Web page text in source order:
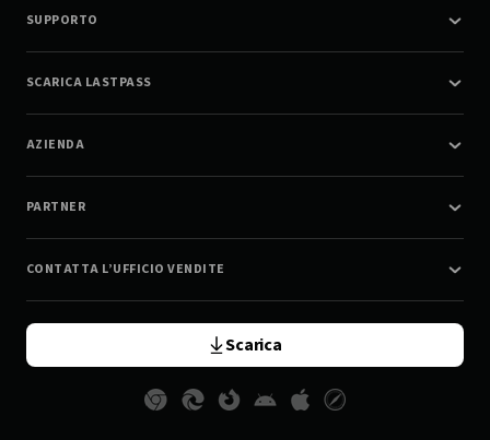
SUPPORTO
SCARICA LASTPASS
AZIENDA
PARTNER
CONTATTA L’UFFICIO VENDITE
Scarica